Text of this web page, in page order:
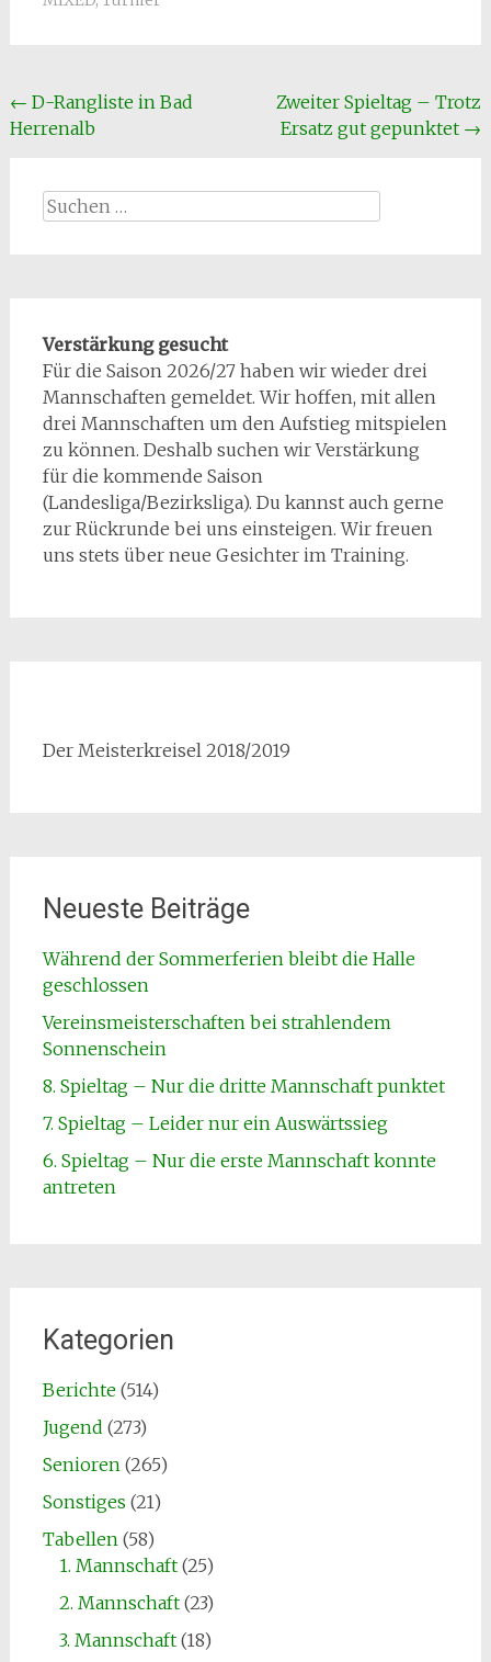
Beitragsnavigation
← D-Rangliste in Bad
Herrenalb
Zweiter Spieltag – Trotz
Ersatz gut gepunktet →
Suchen
Verstärkung gesucht
Für die Saison 2026/27 haben wir wieder drei
Mannschaften gemeldet. Wir hoffen, mit allen
drei Mannschaften um den Aufstieg mitspielen
zu können. Deshalb suchen wir Verstärkung
für die kommende Saison
(Landesliga/Bezirksliga). Du kannst auch gerne
zur Rückrunde bei uns einsteigen. Wir freuen
uns stets über neue Gesichter im Training.
Der Meisterkreisel 2018/2019
Neueste Beiträge
Während der Sommerferien bleibt die Halle
geschlossen
Vereinsmeisterschaften bei strahlendem
Sonnenschein
8. Spieltag – Nur die dritte Mannschaft punktet
7. Spieltag – Leider nur ein Auswärtssieg
6. Spieltag – Nur die erste Mannschaft konnte
antreten
Kategorien
Berichte(514)
Jugend (273)
Senioren(265)
Sonstiges (21)
Tabellen(58)
1. Mannschaft(25)
2. Mannschaft(23)
3. Mannschaft(18)